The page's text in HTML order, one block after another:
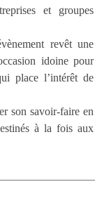
et groupes
revêt une
idoine pour
place l’intérêt de
son savoir-faire en
à la fois aux